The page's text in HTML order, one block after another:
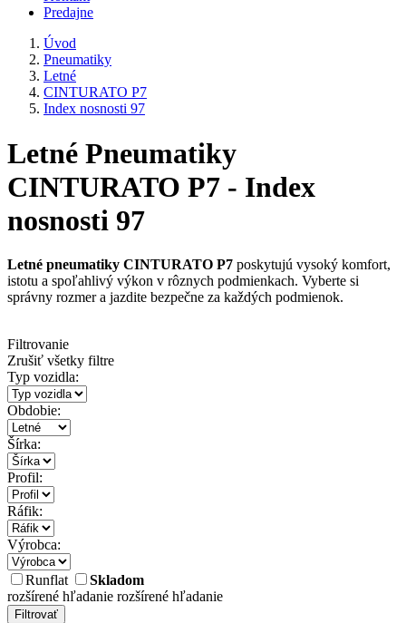
Predajne
Úvod
Pneumatiky
Letné
CINTURATO P7
Index nosnosti 97
Letné Pneumatiky
CINTURATO P7 - Index
nosnosti 97
Letné pneumatiky CINTURATO P7 poskytujú vysoký komfort,
istotu a spoľahlivý výkon v rôznych podmienkach. Vyberte si
správny rozmer a jazdite bezpečne za každých podmienok.
Filtrovanie
Zrušiť všetky filtre
Typ vozidla:
Obdobie:
Šírka:
Profil:
Ráfik:
Výrobca:
Runflat
Skladom
rozšírené hľadanie rozšírené hľadanie
Filtrovať